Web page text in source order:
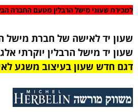
למכירת שעוני מישל הרבלין מטעם החברה
שעון יד לאישה של חברת מישל
שעון יד מישל הרבלין יוקרתי
דגם חדש שעון בעיצוב משגע